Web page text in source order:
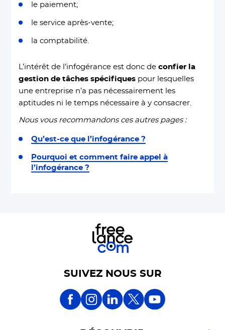
le paiement;
le service après-vente;
la comptabilité.
L’intérêt de l’infogérance est donc deconfier la
gestion de tâches spécifiques pour lesquelles
une entreprise n’a pas nécessairement les
aptitudes ni le temps nécessaire à y consacrer.
Nous vous recommandons ces autres pages :
Qu’est-ce que l’infogérance ?
Pourquoi et comment faire appel à
l’infogérance ?
SUIVEZ NOUS SUR